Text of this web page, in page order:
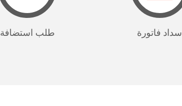
طلب استضافة سداد فاتورة